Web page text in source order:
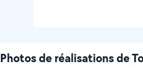
Photos de réalisations de